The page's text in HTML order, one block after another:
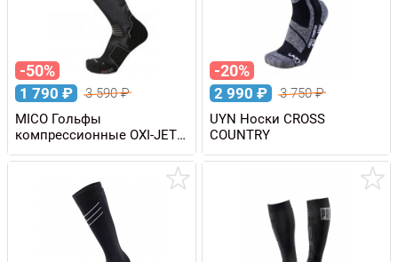
-50%
1 790 ₽ 3 590₽
MICO Гольфы
компрессионные OXI-JET
COMPRESSION NATURAL
MERINO SKI SOCKS
-20%
2 990 ₽ 3 750₽
UYN Носки CROSS
COUNTRY